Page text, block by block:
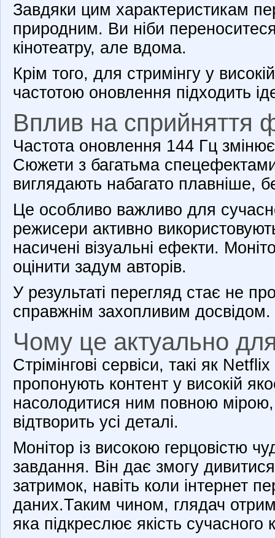
Завдяки цим характеристикам
природним. Ви ніби
кінотеатру, але вдома.
Крім того, для стримінгу у
частотою оновлення підходить
Вплив на сприйняття
Частота оновлення 144 Гц
Сюжети з багатьма
виглядають набагато плавніше,
Це особливо важливо для
режисери активно
насичені візуальні ефекти.
оцінити задум авторів.
У результаті перегляд стає не
справжнім захопливим досвідом.
Чому це актуально
Стрімінгові сервіси, такі як
пропонують контент у високій
насолодитися ним повною мірою,
відтворить усі деталі.
Монітор із високою герцовістю
завдання. Він дає змогу
затримок, навіть коли інтернет
даних.Таким чином, глядач
яка підкреслює якість сучасного